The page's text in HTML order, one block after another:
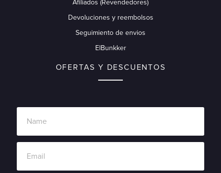
Afiliados (Revendedores)
Devoluciones y reembolsos
Seguimiento de envios
ElBunkker
OFERTAS Y DESCUENTOS